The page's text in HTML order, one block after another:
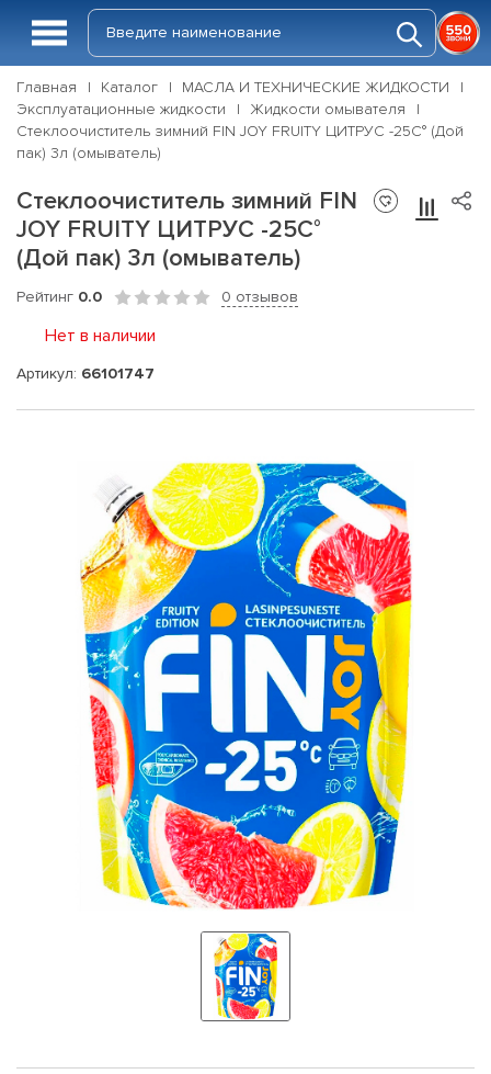
Главная Каталог
МАСЛА И ТЕХНИЧЕСКИЕ ЖИДКОСТИ
Эксплуатационные жидкости
Жидкости омывателя
Стеклоочиститель зимний FIN JOY FRUITY ЦИТРУС -25С° (Дой
пак) 3л (омыватель)
Стеклоочиститель зимний FIN
JOY FRUITY ЦИТРУС -25С°
(Дой пак) 3л (омыватель)
Рейтинг 0.0 0 отзывов
Нет в наличии
Артикул: 66101747